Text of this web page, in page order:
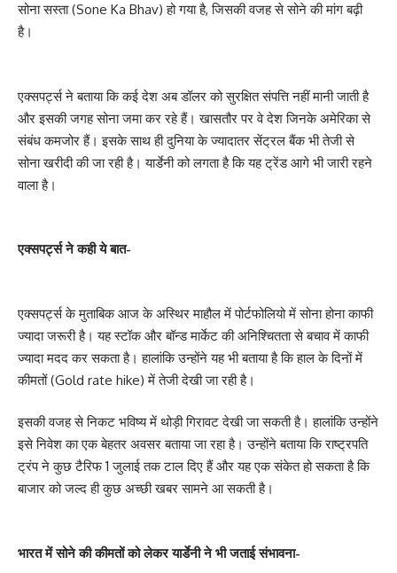
सोना सस्ता (Sone Ka Bhav) हो गया है, जिसकी वजह से सोने की मांग बढ़ी
है।
एक्सपर्ट्स ने बताया कि कई देश अब डॉलर को सुरक्षित संपत्ति नहीं मानी जाती है
और इसकी जगह सोना जमा कर रहे हैं। खासतौर पर वे देश जिनके अमेरिका से
संबंध कमजोर हैं। इसके साथ ही दुनिया के ज्यादातर सेंट्रल बैंक भी तेजी से
सोना खरीदी की जा रही है। यार्डेनी को लगता है कि यह ट्रेंड आगे भी जारी रहने
वाला है।
एक्सपर्ट्स ने कही ये बात-
एक्सपर्ट्स के मुताबिक आज के अस्थिर माहौल में पोर्टफोलियो में सोना होना काफी
ज्यादा जरूरी है। यह स्टॉक और बॉन्ड मार्केट की अनिश्चितता से बचाव में काफी
ज्यादा मदद कर सकता है। हालांकि उन्होंने यह भी बताया है कि हाल के दिनों में
कीमतों (Gold rate hike) में तेजी देखी जा रही है।
इसकी वजह से निकट भविष्य में थोड़ी गिरावट देखी जा सकती है। हालांकि उन्होंने
इसे निवेश का एक बेहतर अवसर बताया जा रहा है। उन्होंने बताया कि राष्ट्रपति
ट्रंप ने कुछ टैरिफ 1 जुलाई तक टाल दिए हैं और यह एक संकेत हो सकता है कि
बाजार को जल्द ही कुछ अच्छी खबर सामने आ सकती है।
भारत में सोने की कीमतों को लेकर यार्डेनी ने भी जताई संभावना-